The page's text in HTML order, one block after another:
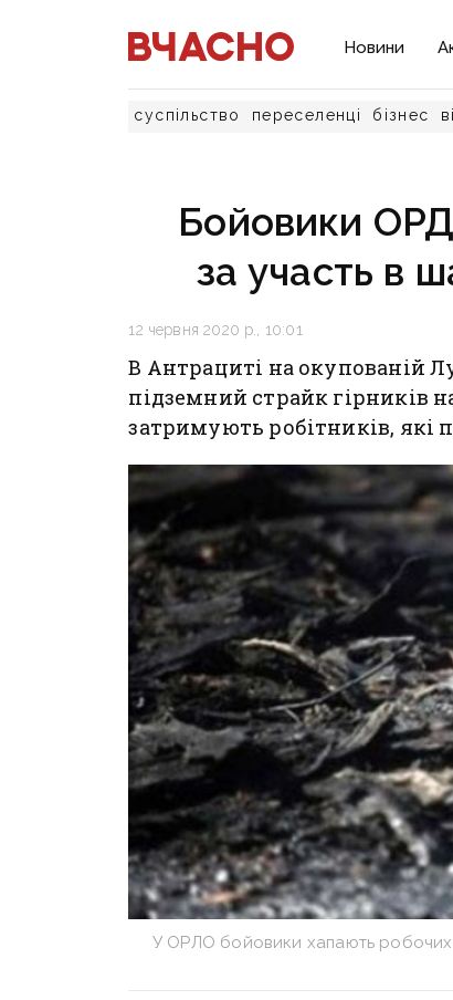
Новини
суспільство переселенці бізнес
Бойовики
за участь в
12 червня 2020 р., 10:01
В Антрациті на окупованій
підземний страйк гірників
затримують робітників, які
У ОРЛО бойовики хапають робочих